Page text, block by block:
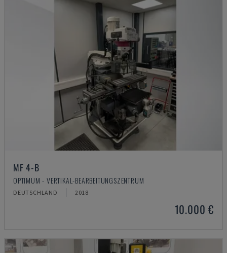
MF 4-B
OPTIMUM - VERTIKAL-BEARBEITUNGSZENTRUM
DEUTSCHLAND 2018
10.000 €